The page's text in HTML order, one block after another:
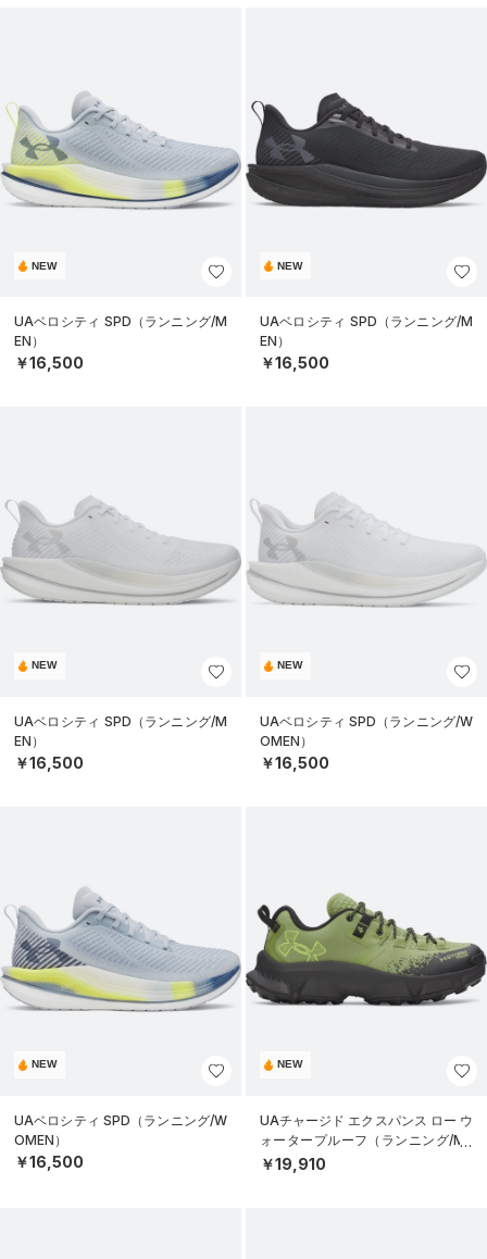
NEW
UAベロシティ SPD（ランニング/M
EN）
￥16,500
NEW
UAベロシティ SPD（ランニング/M
EN）
￥16,500
NEW
UAベロシティ SPD（ランニング/M
EN）
￥16,500
NEW
UAベロシティ SPD（ランニング/W
OMEN）
￥16,500
NEW
UAベロシティ SPD（ランニング/W
OMEN）
￥16,500
NEW
UAチャージド エクスパンス ロー ウ
ォータープルーフ（ランニング/ME
N）
￥19,910